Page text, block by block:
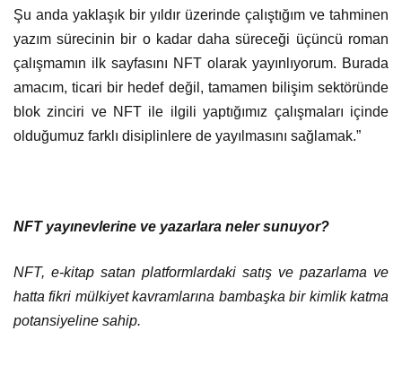
Şu anda yaklaşık bir yıldır üzerinde çalıştığım ve tahminen
yazım sürecinin bir o kadar daha süreceği üçüncü roman
çalışmamın ilk sayfasını NFT olarak yayınlıyorum. Burada
amacım, ticari bir hedef değil, tamamen bilişim sektöründe
blok zinciri ve NFT ile ilgili yaptığımız çalışmaları içinde
olduğumuz farklı disiplinlere de yayılmasını sağlamak.”
NFT yayınevlerine ve yazarlara neler sunuyor?
NFT, e-kitap satan platformlardaki satış ve pazarlama ve
hatta fikri mülkiyet kavramlarına bambaşka bir kimlik katma
potansiyeline sahip.